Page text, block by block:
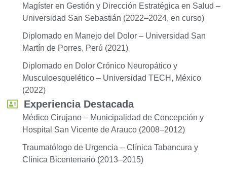
Magíster en Gestión y Dirección Estratégica en Salud –
Universidad San Sebastián (2022–2024, en curso)
Diplomado en Manejo del Dolor – Universidad San
Martín de Porres, Perú (2021)
Diplomado en Dolor Crónico Neuropático y
Musculoesquelético – Universidad TECH, México
(2022)
Experiencia Destacada
Médico Cirujano – Municipalidad de Concepción y
Hospital San Vicente de Arauco (2008–2012)
Traumatólogo de Urgencia – Clínica Tabancura y
Clínica Bicentenario (2013–2015)